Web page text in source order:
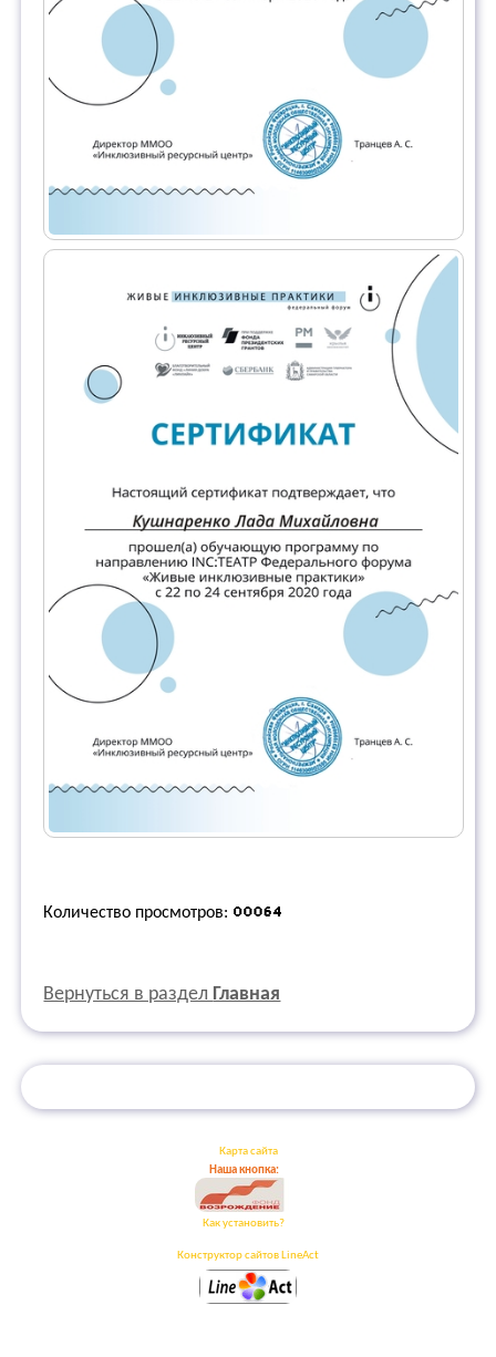
Количество просмотров:
Вернуться в раздел Главная
Карта сайта
Наша кнопка:
Как установить?
Конструктор сайтов LineAct